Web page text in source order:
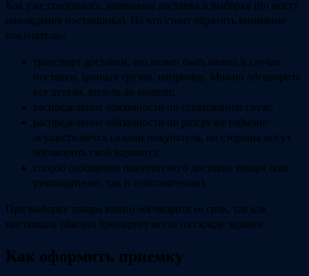
Как уже говорилось, возможны доставка и выборка (по месту
нахождения поставщика). На что стоит обратить внимание
покупателю:
транспорт доставки, это может быть важно в случае
поставки, ценных грузов, например. Можно обговорить
все детали, вплоть до модели;
распределение обязанности по страхованию груза;
распределение обязанности по разгрузке (обычно
осуществляется силами покупателя, но стороны могут
обговорить свой вариант);
способ сообщения покупателю о доставке товара (как
руководителю, так и исполнителям).
При выборке товара важно обговорить ее срок, так как
поставщик обычно бронирует места на складе заранее.
Как оформить приемку